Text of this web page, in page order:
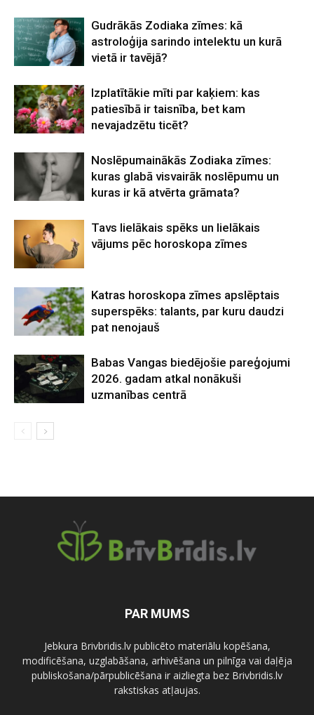
Gudrākās Zodiaka zīmes: kā
astroloģija sarindo intelektu un kurā
vietā ir tavējā?
Izplatītākie mīti par kaķiem: kas
patiesībā ir taisnība, bet kam
nevajadzētu ticēt?
Noslēpumainākās Zodiaka zīmes:
kuras glabā visvairāk noslēpumu un
kuras ir kā atvērta grāmata?
Tavs lielākais spēks un lielākais
vājums pēc horoskopa zīmes
Katras horoskopa zīmes apslēptais
superspēks: talants, par kuru daudzi
pat nenojauš
Babas Vangas biedējošie pareģojumi
2026. gadam atkal nonākuši
uzmanības centrā
PAR MUMS
Jebkura Brivbridis.lv publicēto materiālu kopēšana,
modificēšana, uzglabāšana, arhivēšana un pilnīga vai daļēja
publiskošana/pārpublicēšana ir aizliegta bez Brivbridis.lv
rakstiskas atļaujas.